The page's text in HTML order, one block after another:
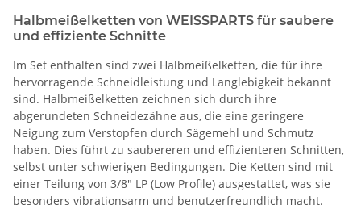
Halbmeißelketten von WEISSPARTS für saubere
und effiziente Schnitte
Im Set enthalten sind zwei Halbmeißelketten, die für ihre
hervorragende Schneidleistung und Langlebigkeit bekannt
sind. Halbmeißelketten zeichnen sich durch ihre
abgerundeten Schneidezähne aus, die eine geringere
Neigung zum Verstopfen durch Sägemehl und Schmutz
haben. Dies führt zu saubereren und effizienteren Schnitten,
selbst unter schwierigen Bedingungen. Die Ketten sind mit
einer Teilung von 3/8" LP (Low Profile) ausgestattet, was sie
besonders vibrationsarm und benutzerfreundlich macht.